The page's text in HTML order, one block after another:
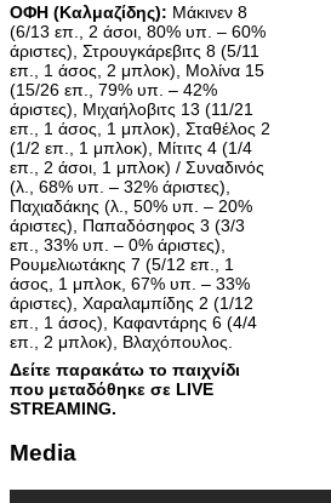
ΟΦΗ (Καλμαζίδης): Μάκινεν 8
(6/13 επ., 2 άσοι, 80% υπ. – 60%
άριστες), Στρουγκάρεβιτς 8 (5/11
επ., 1 άσος, 2 μπλοκ), Μολίνα 15
(15/26 επ., 79% υπ. – 42%
άριστες), Μιχαήλοβιτς 13 (11/21
επ., 1 άσος, 1 μπλοκ), Σταθέλος 2
(1/2 επ., 1 μπλοκ), Μίτιτς 4 (1/4
επ., 2 άσοι, 1 μπλοκ) / Συναδινός
(λ., 68% υπ. – 32% άριστες),
Παχιαδάκης (λ., 50% υπ. – 20%
άριστες), Παπαδόσηφος 3 (3/3
επ., 33% υπ. – 0% άριστες),
Ρουμελιωτάκης 7 (5/12 επ., 1
άσος, 1 μπλοκ, 67% υπ. – 33%
άριστες), Χαραλαμπίδης 2 (1/12
επ., 1 άσος), Καφαντάρης 6 (4/4
επ., 2 μπλοκ), Βλαχόπουλος.
Δείτε παρακάτω το παιχνίδι
που μεταδόθηκε σε LIVE
STREAMING.
Media